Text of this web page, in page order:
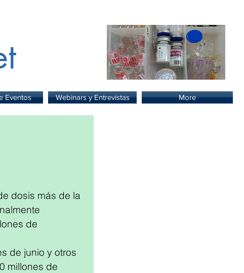
Eventos Webinars y Entrevistas More
dosis más de la
de
de junio y otros
millones de